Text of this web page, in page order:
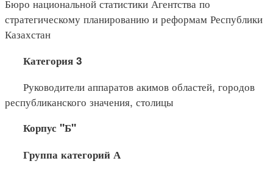
Бюро национальной статистики Агентства по
стратегическому планированию и реформам Республики
Казахстан
Категория 3
Руководители аппаратов акимов областей, городов
республиканского значения, столицы
Корпус "Б"
Группа категорий А